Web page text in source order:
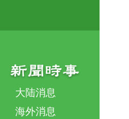
大陆消息
海外消息